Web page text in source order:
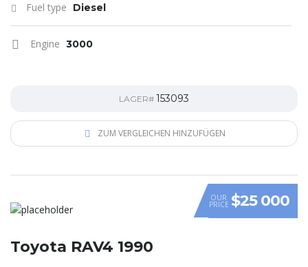
Fuel type Diesel
Engine 3000
LAGER# 153093
ZUM VERGLEICHEN HINZUFÜGEN
OUR
PRICE $25 000
Toyota RAV4 1990